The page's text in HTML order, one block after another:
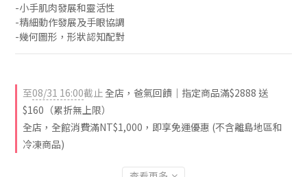
-小手肌肉發展和靈活性
-精細動作發展及手眼協調
-幾何圖形，形狀認知配對
至08/31 16:00截止 全店，爸氣回饋｜指定商品滿$2888 送
$160（累折無上限）
全店，全館消費滿NT$1,000，即享免運優惠 (不含離島地區和
冷凍商品)